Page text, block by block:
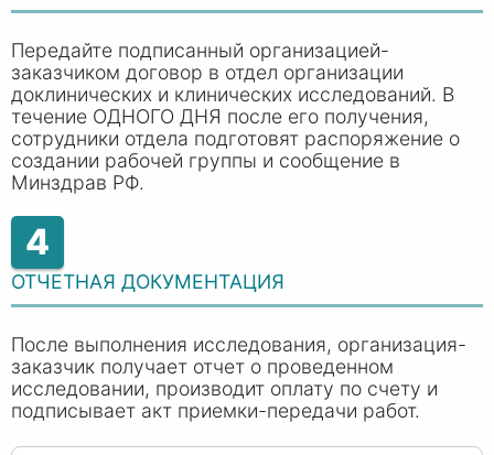
Передайте подписанный организацией-
заказчиком договор в отдел организации
доклинических и клинических исследований. В
течение ОДНОГО ДНЯ после его получения,
сотрудники отдела подготовят распоряжение о
создании рабочей группы и сообщение в
Минздрав РФ.
4
ОТЧЕТНАЯ ДОКУМЕНТАЦИЯ
После выполнения исследования, организация-
заказчик получает отчет о проведенном
исследовании, производит оплату по счету и
подписывает акт приемки-передачи работ.